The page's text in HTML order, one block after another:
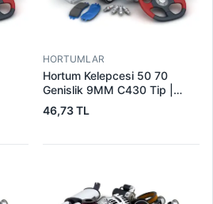
HORTUMLAR
Hortum Kelepcesi 50 70
Genislik 9MM C430 Tip |
ERBI C430 50-70
46,73 TL